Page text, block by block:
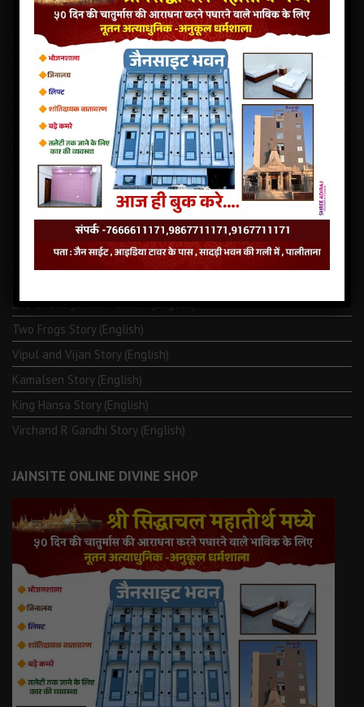
This story dates back to the time when India and Pakistan
partitioned in 1947
राजस्थान में दो मंदिर की चोरी ऐवंम परमात्मा को खण्डित किये गये
सिद्धाचल मध्ये जैन साइट भुवन पालीताना अनेक सुविधा से सुशोभित तीर्थ.
पालीताना का सौप्रथम सहस्त्रकूट जिनालय
कालधर्म समाचार
माणिभद्र वीर की शक्तिपीठ का शिलान्यास
नवपदजी की ओली से कोढ दूर हो सकते है तो…कोरोना क्यों नहीं ⁉️
LATEST JAINISM
The Jain Monk and his Saka saviours (English)
Life of Bhagawän Mahävir (English)
Two Frogs Story (English)
Vipul and Vijan Story (English)
Kamalsen Story (English)
King Hansa Story (English)
Virchand R Gandhi Story (English)
JAINSITE ONLINE DIVINE SHOP